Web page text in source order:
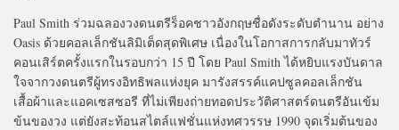
Paul Smith ร่วมฉลองวงดนตรีร็อคชาวอังกฤษชื่อดังระดับตำนาน อย่าง
Oasis ด้วยคอลเล็กชันลิมิเต็ดสุดพิเศษ เนื่องในโอกาสการกลับมาทัวร์
คอนเสิร์ตครั้งแรกในรอบกว่า 15 ปี โดย Paul Smith ได้หยิบแรงบันดาล
ใจจากวงดนตรีผู้ทรงอิทธิพลแห่งยุค มารังสรรค์แคปซูลคอลเล็กชัน
เสื้อผ้าและแอคเซสซอรี ที่ไม่เพียงถ่ายทอดประวัติศาสตร์ดนตรีอันเข้ม
ข้นของวง แต่ยังสะท้อนสไตล์แฟชั่นแห่งทศวรรษ 1990 จุดเริ่มต้นของ